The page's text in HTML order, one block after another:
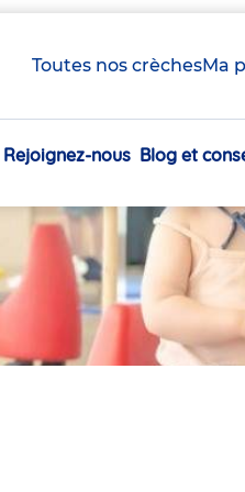
Toutes nos crèchesMa
Navigation
Rejoignez-nous Blog et